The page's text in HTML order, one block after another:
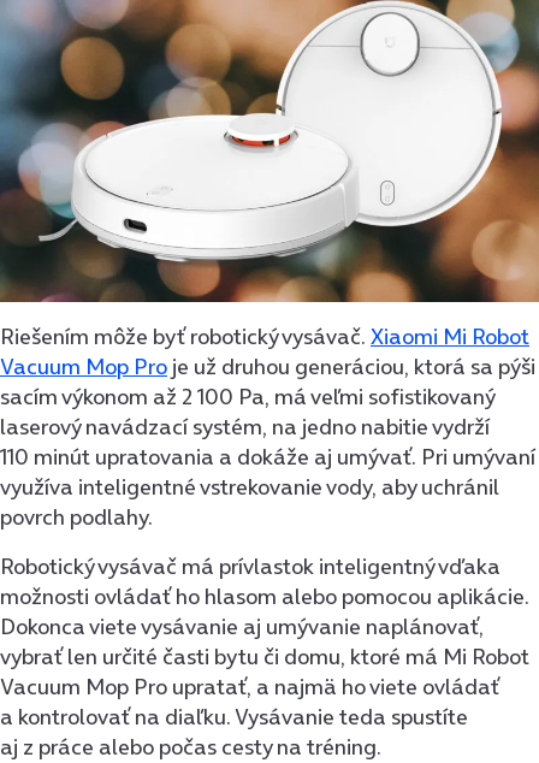
Riešením môže byť robotický vysávač. Xiaomi Mi Robot
Vacuum Mop Pro je už druhou generáciou, ktorá sa pýši
sacím výkonom až 2 100 Pa, má veľmi sofistikovaný
laserový navádzací systém, na jedno nabitie vydrží
110 minút upratovania a dokáže aj umývať. Pri umývaní
využíva inteligentné vstrekovanie vody, aby uchránil
povrch podlahy.
Robotický vysávač má prívlastok inteligentný vďaka
možnosti ovládať ho hlasom alebo pomocou aplikácie.
Dokonca viete vysávanie aj umývanie naplánovať,
vybrať len určité časti bytu či domu, ktoré má Mi Robot
Vacuum Mop Pro upratať, a najmä ho viete ovládať
a kontrolovať na diaľku. Vysávanie teda spustíte
aj z práce alebo počas cesty na tréning.